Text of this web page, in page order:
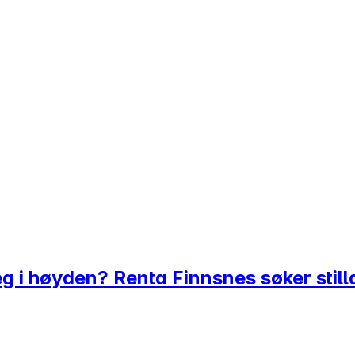
i høyden? Renta Finnsnes søker